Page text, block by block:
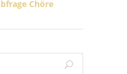
Chöre